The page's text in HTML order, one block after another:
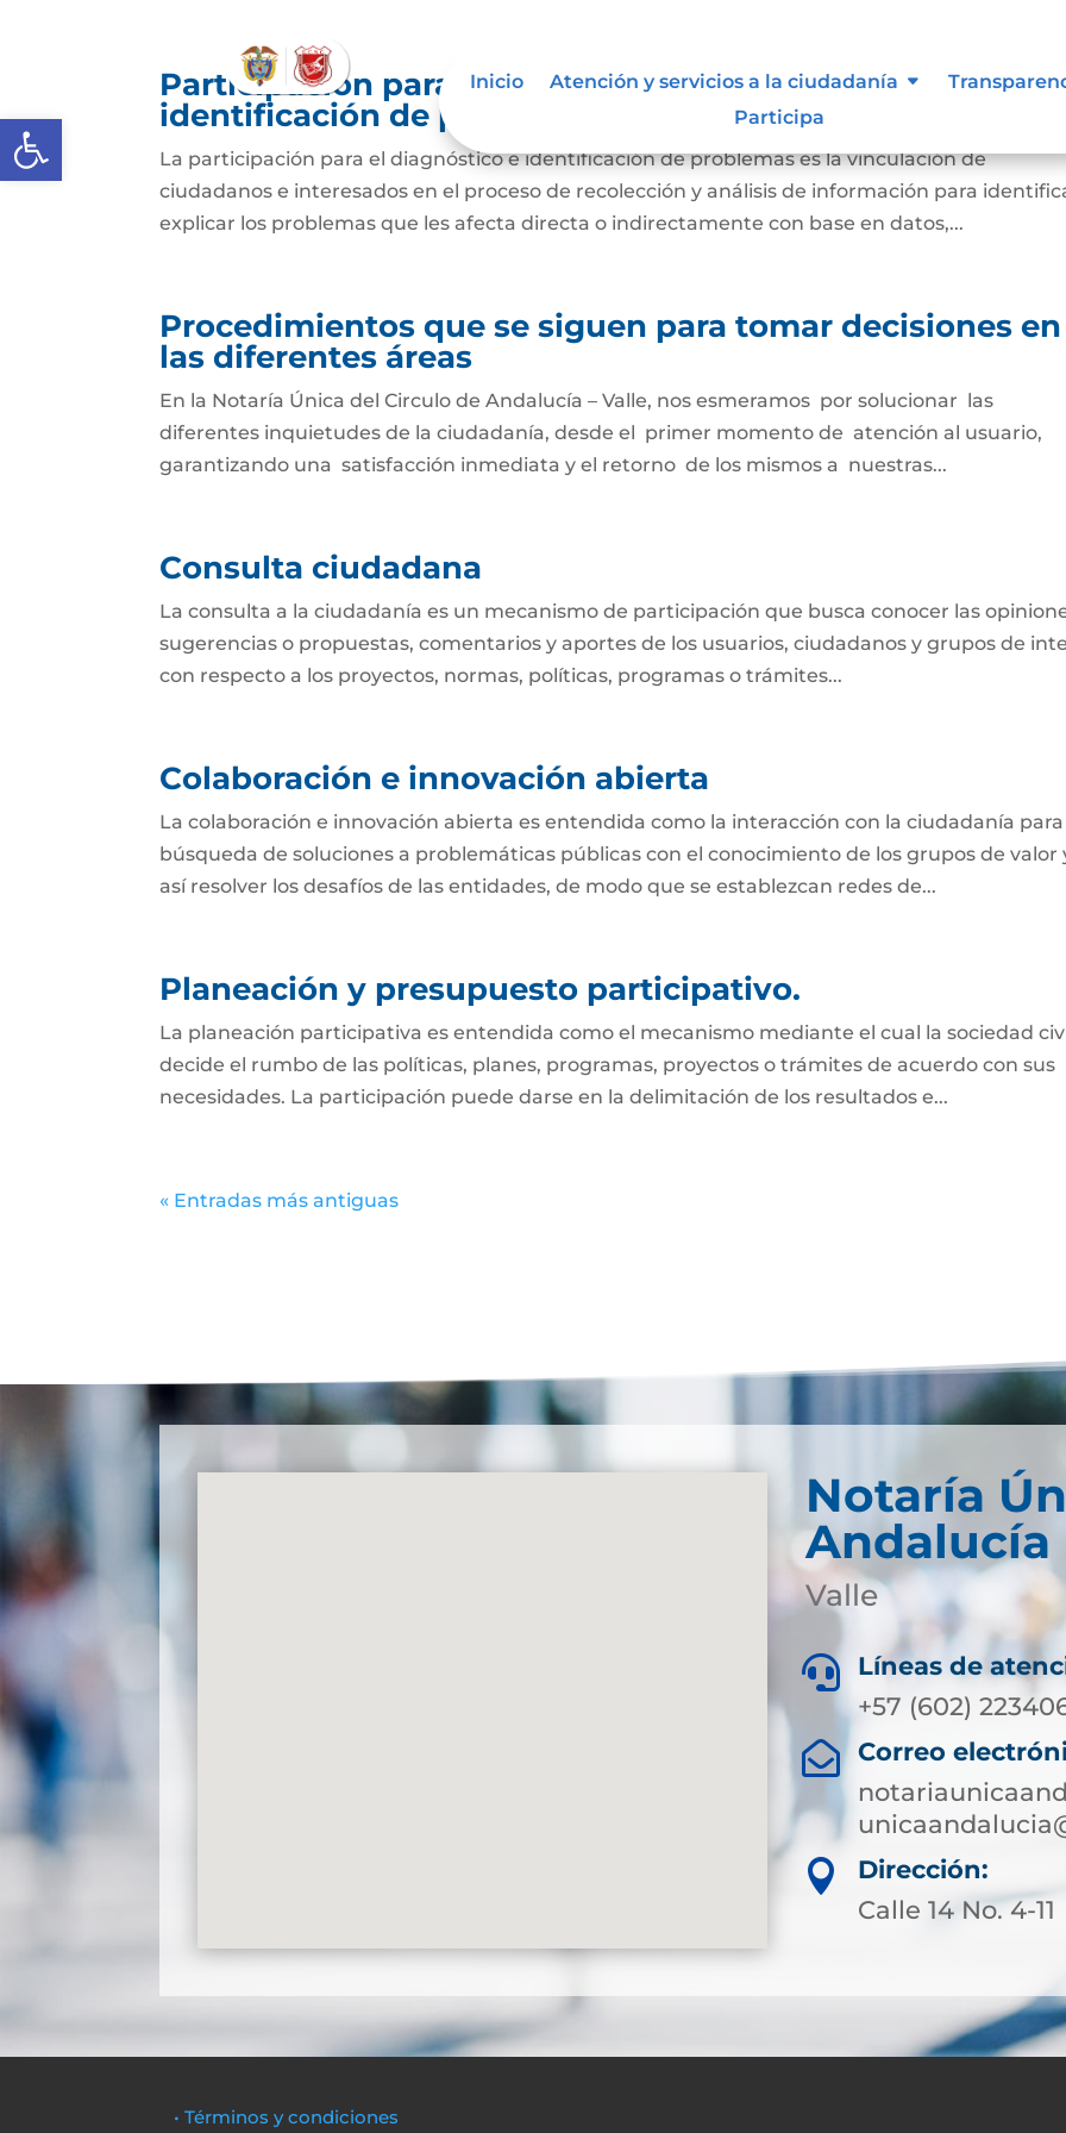
Abrir barra de herramientas
Inicio Atención y servicios a la ciudadanía
Participa
Participación para el diagnóstico de necesidades e
identificación de problemas.
La participación para el diagnóstico e identificación de problemas es la vinculación de
ciudadanos e interesados en el proceso de recolección y análisis de información para
explicar los problemas que les afecta directa o indirectamente con base en datos,...
Procedimientos que se siguen para tomar decisiones en
las diferentes áreas
En la Notaría Única del Circulo de Andalucía – Valle, nos esmeramos por solucionar las
diferentes inquietudes de la ciudadanía, desde el primer momento de atención al usuario,
garantizando una satisfacción inmediata y el retorno de los mismos a nuestras...
Consulta ciudadana
La consulta a la ciudadanía es un mecanismo de participación que busca conocer las
sugerencias o propuestas, comentarios y aportes de los usuarios, ciudadanos y grupos de
con respecto a los proyectos, normas, políticas, programas o trámites...
Colaboración e innovación abierta
La colaboración e innovación abierta es entendida como la interacción con la ciudadanía para
búsqueda de soluciones a problemáticas públicas con el conocimiento de los grupos de valor
así resolver los desafíos de las entidades, de modo que se establezcan redes de...
Planeación y presupuesto participativo.
La planeación participativa es entendida como el mecanismo mediante el cual la sociedad
decide el rumbo de las políticas, planes, programas, proyectos o trámites de acuerdo con sus
necesidades. La participación puede darse en la delimitación de los resultados e...
« Entradas más antiguas
Notaría
Andalucía
Valle

Líneas de
+57 (602)

Correo

Dirección:
Calle 14 No. 4-11
• Términos y condiciones